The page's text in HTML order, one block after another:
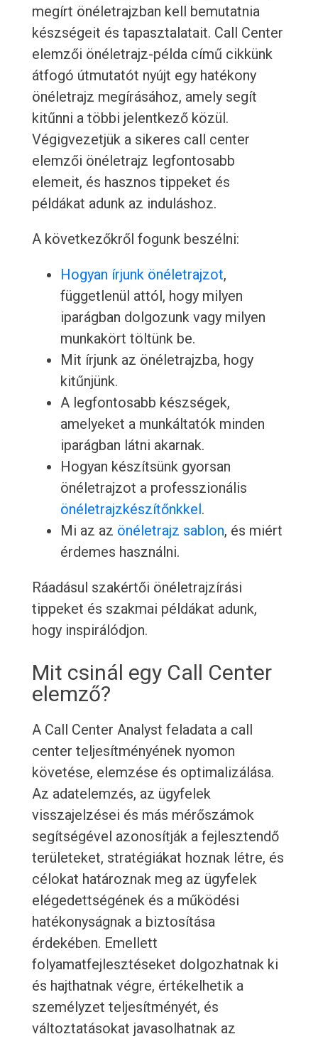
megírt önéletrajzban kell bemutatnia
készségeit és tapasztalatait. Call Center
elemzői önéletrajz-példa című cikkünk
átfogó útmutatót nyújt egy hatékony
önéletrajz megírásához, amely segít
kitűnni a többi jelentkező közül.
Végigvezetjük a sikeres call center
elemzői önéletrajz legfontosabb
elemeit, és hasznos tippeket és
példákat adunk az induláshoz.
A következőkről fogunk beszélni:
Hogyan írjunk önéletrajzot,
függetlenül attól, hogy milyen
iparágban dolgozunk vagy milyen
munkakört töltünk be.
Mit írjunk az önéletrajzba, hogy
kitűnjünk.
A legfontosabb készségek,
amelyeket a munkáltatók minden
iparágban látni akarnak.
Hogyan készítsünk gyorsan
önéletrajzot a professzionális
önéletrajzkészítőnkkel.
Mi az az önéletrajz sablon, és miért
érdemes használni.
Ráadásul szakértői önéletrajzírási
tippeket és szakmai példákat adunk,
hogy inspirálódjon.
Mit csinál egy Call Center
elemző?
A Call Center Analyst feladata a call
center teljesítményének nyomon
követése, elemzése és optimalizálása.
Az adatelemzés, az ügyfelek
visszajelzései és más mérőszámok
segítségével azonosítják a fejlesztendő
területeket, stratégiákat hoznak létre, és
célokat határoznak meg az ügyfelek
elégedettségének és a működési
hatékonyságnak a biztosítása
érdekében. Emellett
folyamatfejlesztéseket dolgozhatnak ki
és hajthatnak végre, értékelhetik a
személyzet teljesítményét, és
változtatásokat javasolhatnak az